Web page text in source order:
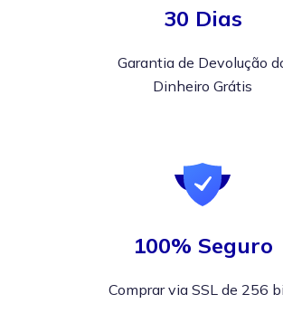
30 Dias
Garantia de Devolução
Dinheiro Grátis
100% Seguro
Comprar via SSL de 256